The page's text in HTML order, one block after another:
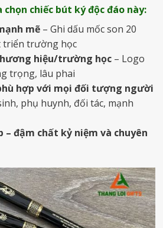
chọn chiếc bút ký độc đáo này:
mẽ – Ghi dấu mốc son 20
triển trường học
hiệu/trường học – Logo
trọng, lâu phai
hợp với mọi đối tượng người
phụ huynh, đối tác, mạnh
– đậm chất kỷ niệm và chuyên